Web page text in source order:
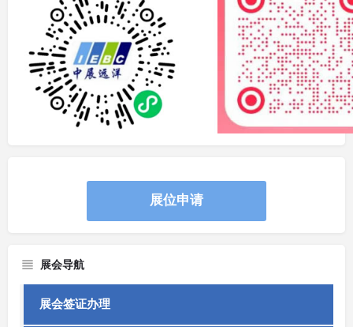
展位申请
展会导航
展会签证办理